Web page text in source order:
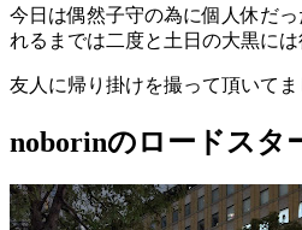
今日は偶然子守の為に個人休だ
れるまでは二度と土日の大黒には
友人に帰り掛けを撮って頂いてま
noborinのロードスタ